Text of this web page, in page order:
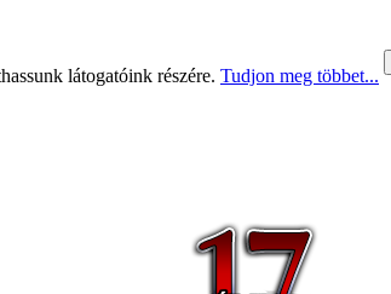
látogatóink részére. Tudjon meg többet...